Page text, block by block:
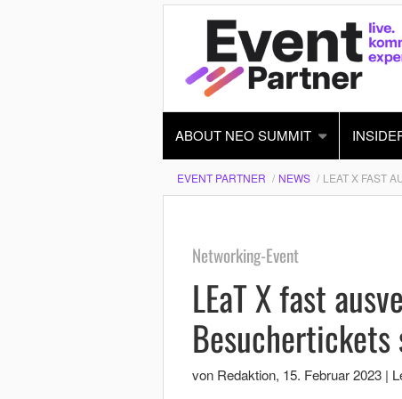
ABOUT NEO SUMMIT
EVENT PARTNER NEWS LEAT X FAST
Networking-Event
LEaT X fast
Besuchertickets
von Redaktion, 15. Februar 2023 |